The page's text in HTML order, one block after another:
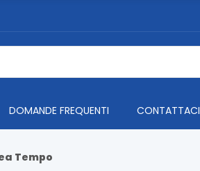
DOMANDE FREQUENTI CONTATTACI
Tempo